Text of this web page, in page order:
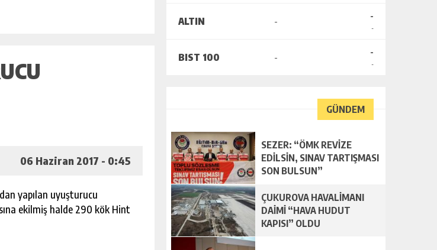
06 Haziran 2017 - 0:45
yapılan uyuşturucu
ekilmiş halde 290 kök Hint
ALTIN - -
-
BIST 100 - -
-
GÜNDEM
SEZER: “ÖMK REVİZE
EDİLSİN, SINAV TARTIŞMASI
SON BULSUN”
ÇUKUROVA HAVALİMANI
DAİMİ “HAVA HUDUT
KAPISI” OLDU